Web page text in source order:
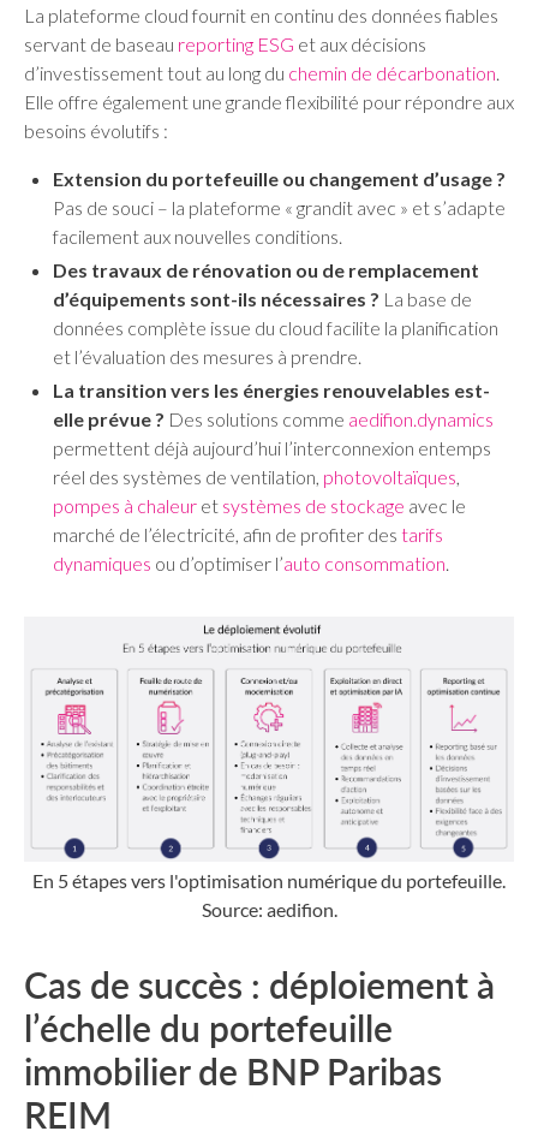
La plateforme cloud fournit en continu des données fiables
servant de baseau reporting ESG et aux décisions
d’investissement tout au long du chemin de décarbonation
Elle offre également une grande flexibilité pour répondre aux
besoins évolutifs :
Extension du portefeuille ou changement d’usage ?
Pas de souci – la plateforme « grandit avec » et s’adapte
facilement aux nouvelles conditions.
Des travaux de rénovation ou de remplacement
d’équipements sont-ils nécessaires ? La base de
données complète issue du cloud facilite la planification
et l’évaluation des mesures à prendre.
La transition vers les énergies renouvelables est-
elle prévue ? Des solutions comme aedifion.dynamics
permettent déjà aujourd’hui l’interconnexion entemps
réel des systèmes de ventilation, photovoltaïques
pompes à chaleur et systèmes de stockage avec le
marché de l’électricité, afin de profiter des tarifs
dynamiques ou d’optimiser l’auto consommation
En 5 étapes vers l'optimisation numérique du portefeuille.
Source: aedifion.
Cas de succès : déploiement à
l’échelle du portefeuille
immobilier de BNP Paribas
REIM